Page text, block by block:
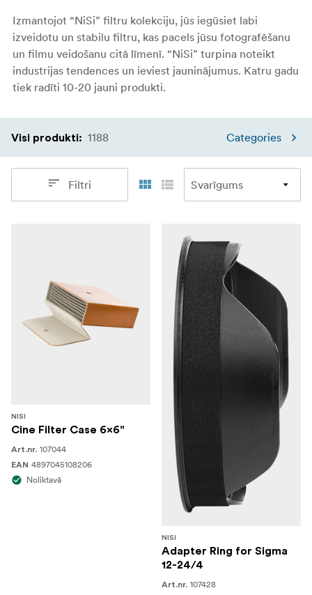
Izmantojot “NiSi” filtru kolekciju, jūs iegūsiet labi
izveidotu un stabilu filtru, kas pacels jūsu fotografēšanu
un filmu veidošanu citā līmenī. “NiSi” turpina noteikt
industrijas tendences un ieviest jauninājumus. Katru gadu
tiek radīti 10-20 jauni produkti.
Visi produkti: 1188 Categories
Filtri
NISI
Cine Filter Case 6x6"
Art.nr. 107044
EAN 4897045108206
Noliktavā
NISI
Adapter Ring for Sigma
12-24/4
Art.nr. 107428